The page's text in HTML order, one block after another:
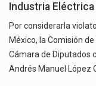
Industria Eléctrica
Por considerarla
México, la Comisión
Cámara de Diputados
Andrés Manuel López